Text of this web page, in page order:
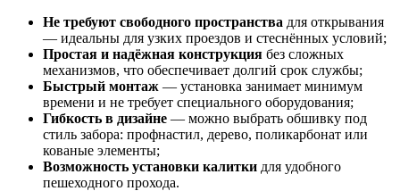
Не требуют свободного пространства для открывания
— идеальны для узких проездов и стеснённых условий;
Простая и надёжная конструкция без сложных
механизмов, что обеспечивает долгий срок службы;
Быстрый монтаж — установка занимает минимум
времени и не требует специального оборудования;
Гибкость в дизайне — можно выбрать обшивку под
стиль забора: профнастил, дерево, поликарбонат или
кованые элементы;
Возможность установки калитки для удобного
пешеходного прохода.